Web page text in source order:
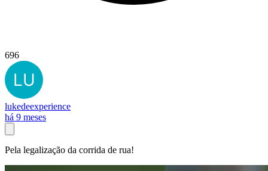
696
lukedeexperience
há 9 meses
Pela legalização da corrida de rua!